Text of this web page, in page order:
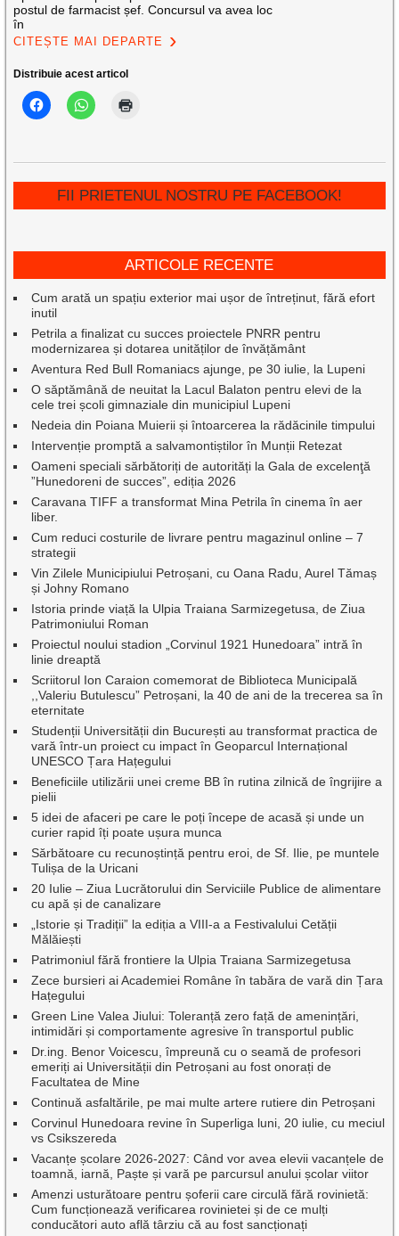
postul de farmacist șef. Concursul va avea loc
în
CITEȘTE MAI DEPARTE
Distribuie acest articol
FII PRIETENUL NOSTRU PE FACEBOOK!
ARTICOLE RECENTE
Cum arată un spațiu exterior mai ușor de întreținut, fără efort
inutil
Petrila a finalizat cu succes proiectele PNRR pentru
modernizarea și dotarea unităților de învățământ
Aventura Red Bull Romaniacs ajunge, pe 30 iulie, la Lupeni
O săptămână de neuitat la Lacul Balaton pentru elevi de la
cele trei școli gimnaziale din municipiul Lupeni
Nedeia din Poiana Muierii și întoarcerea la rădăcinile timpului
Intervenție promptă a salvamontiștilor în Munții Retezat
Oameni speciali sărbătoriți de autorități la Gala de excelenţă
”Hunedoreni de succes”, ediția 2026
Caravana TIFF a transformat Mina Petrila în cinema în aer
liber.
Cum reduci costurile de livrare pentru magazinul online – 7
strategii
Vin Zilele Municipiului Petroșani, cu Oana Radu, Aurel Tămaș
și Johny Romano
Istoria prinde viață la Ulpia Traiana Sarmizegetusa, de Ziua
Patrimoniului Roman
Proiectul noului stadion „Corvinul 1921 Hunedoara” intră în
linie dreaptă
Scriitorul Ion Caraion comemorat de Biblioteca Municipală
,,Valeriu Butulescu” Petroșani, la 40 de ani de la trecerea sa în
eternitate
Studenții Universității din București au transformat practica de
vară într-un proiect cu impact în Geoparcul Internațional
UNESCO Țara Hațegului
Beneficiile utilizării unei creme BB în rutina zilnică de îngrijire a
pielii
5 idei de afaceri pe care le poți începe de acasă și unde un
curier rapid îți poate ușura munca
Sărbătoare cu recunoștință pentru eroi, de Sf. Ilie, pe muntele
Tulișa de la Uricani
20 Iulie – Ziua Lucrătorului din Serviciile Publice de alimentare
cu apă și de canalizare
„Istorie și Tradiții” la ediția a VIII-a a Festivalului Cetății
Mălăiești
Patrimoniul fără frontiere la Ulpia Traiana Sarmizegetusa
Zece bursieri ai Academiei Române în tabăra de vară din Țara
Hațegului
Green Line Valea Jiului: Toleranță zero față de amenințări,
intimidări și comportamente agresive în transportul public
Dr.ing. Benor Voicescu, împreună cu o seamă de profesori
emeriți ai Universității din Petroșani au fost onorați de
Facultatea de Mine
Continuă asfaltările, pe mai multe artere rutiere din Petroșani
Corvinul Hunedoara revine în Superliga luni, 20 iulie, cu meciul
vs Csikszereda
Vacanțe școlare 2026-2027: Când vor avea elevii vacanțele de
toamnă, iarnă, Paște și vară pe parcursul anului școlar viitor
Amenzi usturătoare pentru șoferii care circulă fără rovinietă:
Cum funcționează verificarea rovinietei și de ce mulți
conducători auto află târziu că au fost sancționați